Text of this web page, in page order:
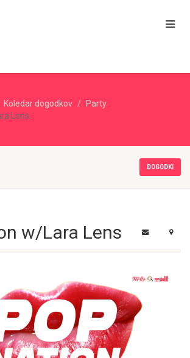
Koledar dogodkov
Party
Lens
DOGODKI
w/Lara Lens